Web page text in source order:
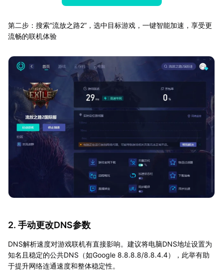
第二步：搜索“流放之路2”，选中目标游戏，一键智能加速，享受更
流畅的联机体验
2. 手动更改DNS参数
DNS解析速度对游戏联机有直接影响。建议将电脑DNS地址设置为
知名且稳定的公共DNS（如Google 8.8.8.8/8.8.4.4），此举有助
于提升网络连通速度和整体稳定性。